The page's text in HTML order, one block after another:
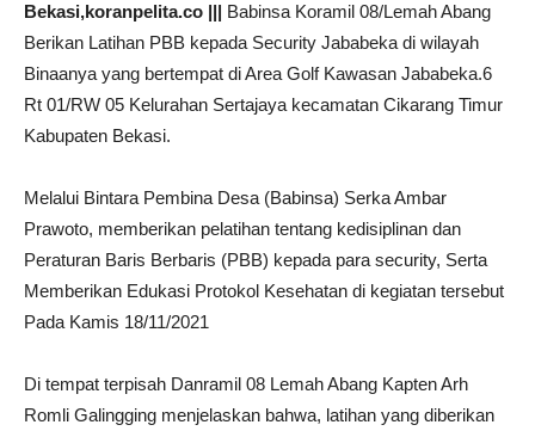
Bekasi,koranpelita.co ||| Babinsa Koramil 08/Lemah Abang
Berikan Latihan PBB kepada Security Jababeka di wilayah
Binaanya yang bertempat di Area Golf Kawasan Jababeka.6
Rt 01/RW 05 Kelurahan Sertajaya kecamatan Cikarang Timur
Kabupaten Bekasi.
Melalui Bintara Pembina Desa (Babinsa) Serka Ambar
Prawoto, memberikan pelatihan tentang kedisiplinan dan
Peraturan Baris Berbaris (PBB) kepada para security, Serta
Memberikan Edukasi Protokol Kesehatan di kegiatan tersebut
Pada Kamis 18/11/2021
Di tempat terpisah Danramil 08 Lemah Abang Kapten Arh
Romli Galingging menjelaskan bahwa, latihan yang diberikan